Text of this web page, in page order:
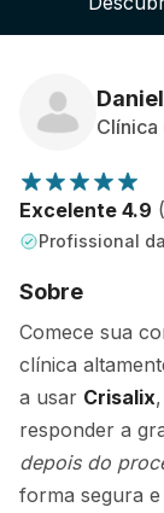
Planos
Avaliações
Clínica
Excelente 4.9
Profissional
Sobre
Comece sua
clínica
a usar Crisalix
responder a
depois do
forma segura e